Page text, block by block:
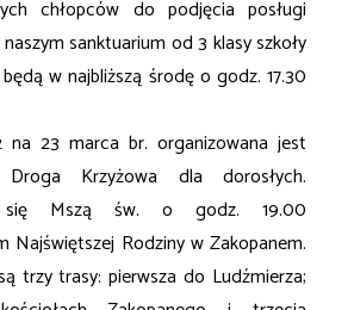
chłopców do podjęcia posługi
sanktuarium od 3 klasyszkoły
w najbliższą środę o godz. 17.30
23 marca br. organizowana jest
Droga Krzyżowa dla dorosłych.
się Mszą św. o godz. 19.00
Najświętszej Rodziny w Zakopanem.
trzy trasy: pierwsza do Ludźmierza;